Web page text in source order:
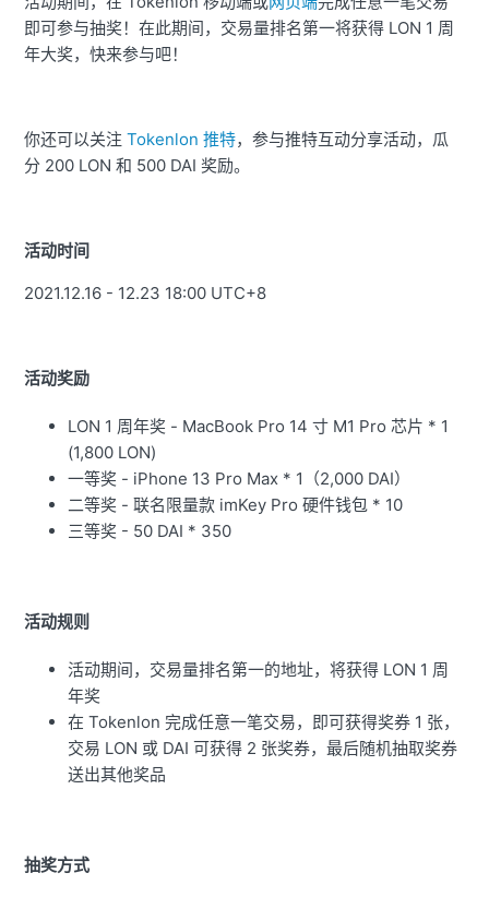
即可参与抽奖！在此期间，交易量排名第一将获得 LON 1 周
年大奖，快来参与吧！
你还可以关注Tokenlon 推特，参与推特互动分享活动，瓜
分 200 LON 和 500 DAI 奖励。
活动时间
2021.12.16 - 12.23 18:00 UTC+8
活动奖励
LON 1 周年奖 - MacBook Pro 14 寸 M1 Pro 芯片 * 1
(1,800 LON)
一等奖 - iPhone 13 Pro Max * 1（2,000 DAI）
二等奖 - 联名限量款 imKey Pro 硬件钱包 * 10
三等奖 - 50 DAI * 350
活动规则
活动期间，交易量排名第一的地址，将获得 LON 1 周
年奖
在 Tokenlon 完成任意一笔交易，即可获得奖券 1 张，
交易 LON 或 DAI 可获得 2 张奖券，最后随机抽取奖券
送出其他奖品
抽奖方式